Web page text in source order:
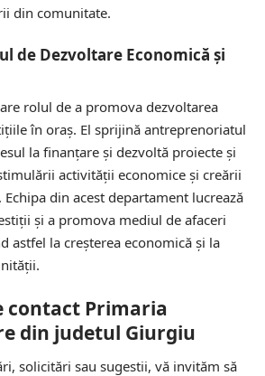
din comunitate.
de Dezvoltare Economică și
rolul de a promova dezvoltarea
în oraș. El sprijină antreprenoriatul
la finanțare și dezvoltă proiecte și
activității economice și creării
din acest departament lucrează
și a promova mediul de afaceri
astfel la creșterea economică și la
contact Primaria
din judetul Giurgiu
solicitări sau sugestii, vă invităm să